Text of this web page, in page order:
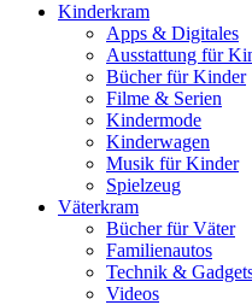
Kinderkram
Apps & Digitales
Ausstattung für
Bücher für Kinder
Filme & Serien
Kindermode
Kinderwagen
Musik für Kinder
Spielzeug
Väterkram
Bücher für Väter
Familienautos
Technik &
Videos